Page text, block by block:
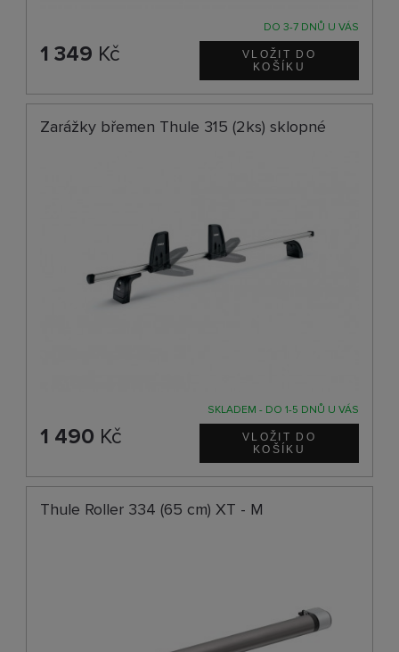
DO 3-7 DNŮ U VÁS
1 349 Kč
Zarážky břemen Thule 315 (2ks) sklopné
SKLADEM - DO 1-5 DNŮ U VÁS
1 490 Kč
Thule Roller 334 (65 cm) XT - M